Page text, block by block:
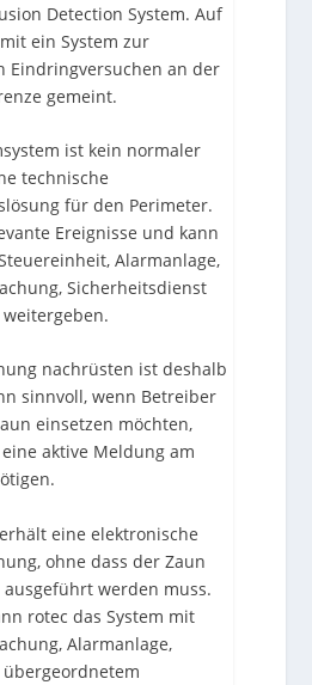
Detection System. Auf
ein System zur
Eindringversuchen an der
gemeint.
ist kein normaler
technische
für den Perimeter.
Ereignisse und kann
Alarmanlage,
Sicherheitsdienst
nachrüsten ist deshalb
sinnvoll, wenn Betreiber
einsetzen möchten,
aktive Meldung am
eine elektronische
ohne dass der Zaun
ausgeführt werden muss.
rotec das System mit
Alarmanlage,